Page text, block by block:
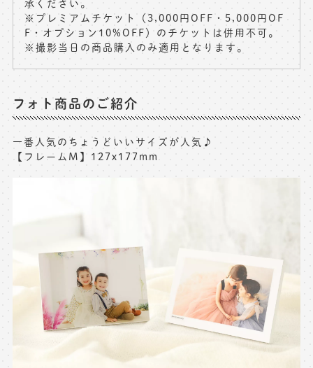
承ください。
※プレミアムチケット（3,000円OFF・5,000円OF
F・オプション10%OFF）のチケットは併用不可。
※撮影当日の商品購入のみ適用となります。
フォト商品のご紹介
一番人気のちょうどいいサイズが人気♪
【フレームM】127x177mm